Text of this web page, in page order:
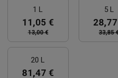
1 L
11,05 €
13,00 €
5 L
33,85
20 L
81,47 €